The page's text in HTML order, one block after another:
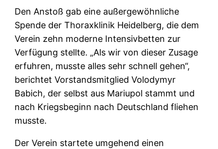
Den Anstoß gab eine außergewöhnliche
Spende der Thoraxklinik Heidelberg, die dem
Verein zehn moderne Intensivbetten zur
Verfügung stellte. „Als wir von dieser Zusage
erfuhren, musste alles sehr schnell gehen“,
berichtet Vorstandsmitglied Volodymyr
Babich, der selbst aus Mariupol stammt und
nach Kriegsbeginn nach Deutschland fliehen
musste.
Der Verein startete umgehend einen